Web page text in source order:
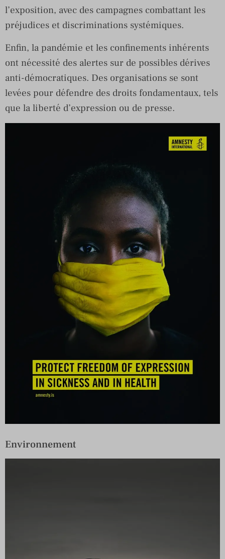
l’exposition, avec des campagnes combattant les
préjudices et discriminations systémiques.
Enfin, la pandémie et les confinements inhérents
ont nécessité des alertes sur de possibles dérives
anti-démocratiques. Des organisations se sont
levées pour défendre des droits fondamentaux, tels
que la liberté d’expression ou de presse.
Environnement